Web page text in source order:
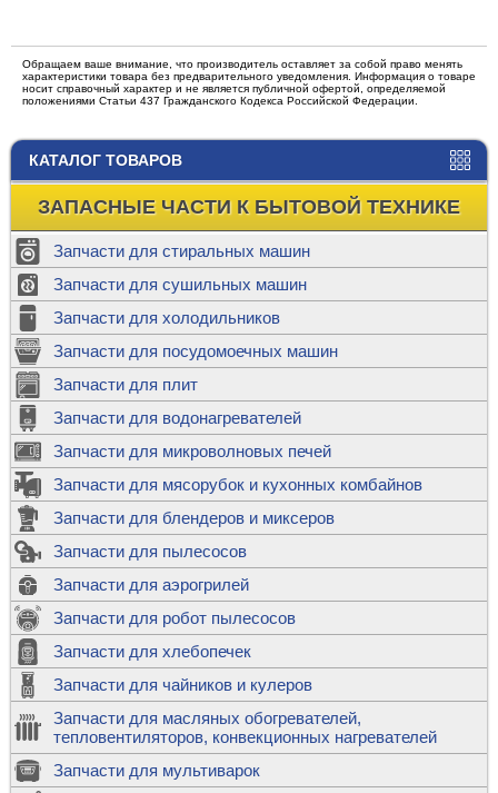
КАТАЛОГ ТОВАРОВ
ЗАПАСНЫЕ ЧАСТИ К БЫТОВОЙ ТЕХНИКЕ
Запчасти для стиральных машин
Запчасти для сушильных машин
Запчасти для холодильников
Запчасти для посудомоечных машин
Запчасти для плит
Запчасти для водонагревателей
Запчасти для микроволновых печей
Запчасти для мясорубок и кухонных комбайнов
Запчасти для блендеров и миксеров
Запчасти для пылесосов
Запчасти для аэрогрилей
Запчасти для робот пылесосов
Запчасти для хлебопечек
Запчасти для чайников и кулеров
Запчасти для масляных обогревателей,
тепловентиляторов, конвекционных нагревателей
Запчасти для мультиварок
Обращаем ваше внимание, что производитель оставляет за собой право менять
характеристики товара без предварительного уведомления. Информация о товаре
носит справочный характер и не является публичной офертой, определяемой
положениями Статьи 437 Гражданского Кодекса Российской Федерации.